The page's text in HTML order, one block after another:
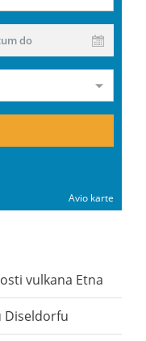
do
Avio karte
vulkana Etna
Diseldorfu